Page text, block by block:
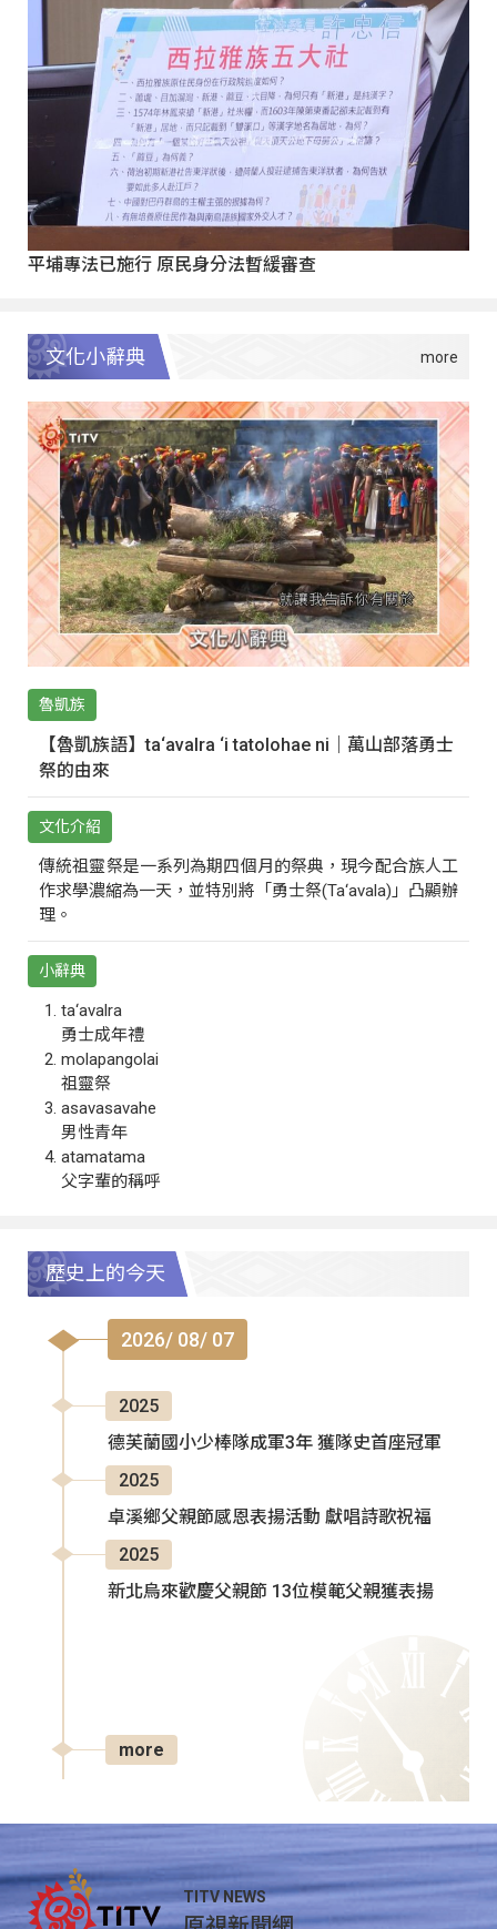
平埔專法已施行 原民身分法暫緩審查
文化小辭典
魯凱族
【魯凱族語】ta‘avalra ‘i tatolohae ni｜萬山部落勇士
祭的由來
文化介紹
傳統祖靈祭是一系列為期四個月的祭典，現今配合族人工
作求學濃縮為一天，並特別將「勇士祭(Ta‘avala)」凸顯辦
理。
小辭典
ta‘avalra
勇士成年禮
molapangolai
祖靈祭
asavasavahe
男性青年
atamatama
父字輩的稱呼
歷史上的今天
2026/ 08/ 07
2025
德芙蘭國小少棒隊成軍3年 獲隊史首座冠軍
2025
卓溪鄉父親節感恩表揚活動 獻唱詩歌祝福
2025
新北烏來歡慶父親節 13位模範父親獲表揚
more
TITV NEWS